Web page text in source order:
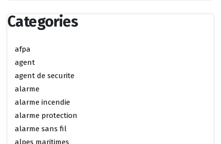
Categories
afpa
agent
agent de securite
alarme
alarme incendie
alarme protection
alarme sans fil
alpes maritimes